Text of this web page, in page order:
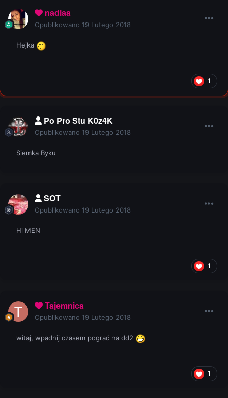
nadiaa
Opublikowano 19 Lutego 2018
Hejka
1
Po Pro Stu K0z4K
Opublikowano 19 Lutego 2018
Siemka Byku
SOT
Opublikowano 19 Lutego 2018
Hi MEN
1
Tajemnica
Opublikowano 19 Lutego 2018
witaj, wpadnij czasem pograć na dd2
1